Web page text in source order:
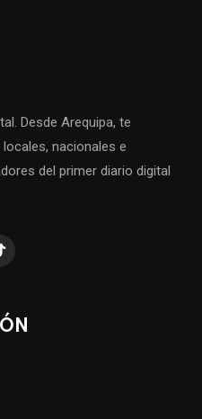
Desde Arequipa, te
nacionales e
del primer diario digital